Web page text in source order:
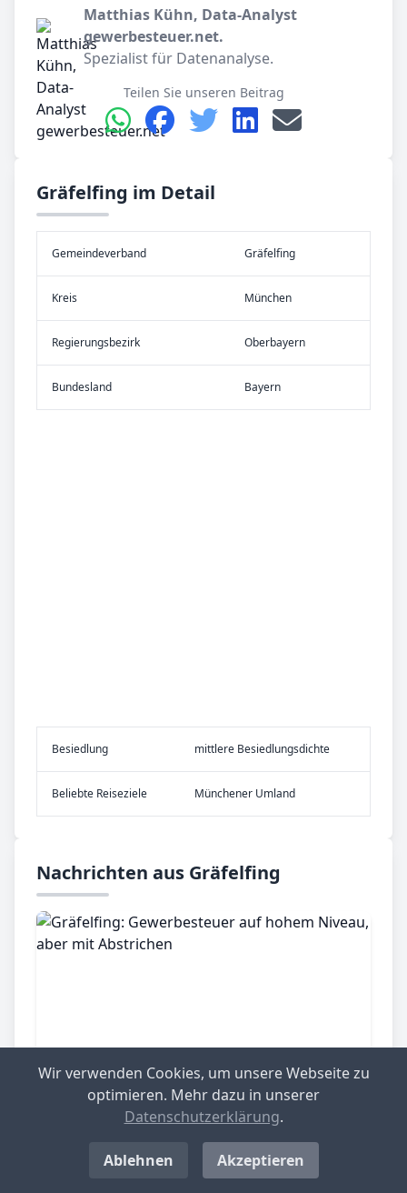
Matthias Kühn, Data-Analyst
gewerbesteuer.net.
Spezialist für Datenanalyse.
Teilen Sie unseren Beitrag
Gräfelfing im Detail
Gemeinde­verband Gräfelfing
Kreis München
Re­gier­ungs­bezirk Oberbayern
Bundes­land Bayern
Be­sied­lung mittlere Besiedlungsdichte
Be­lieb­te Rei­se­zie­le Münchener Umland
Nachrichten aus Gräfelfing
Gräfelfing, 15.01.2025
Gräfelfing: Gewerbesteuer auf
hohem Niveau, aber mit Abstrichen
Wir verwenden Cookies, um unsere Webseite zu
optimieren. Mehr dazu in unserer
Datenschutzerklärung.
Ablehnen Akzeptieren